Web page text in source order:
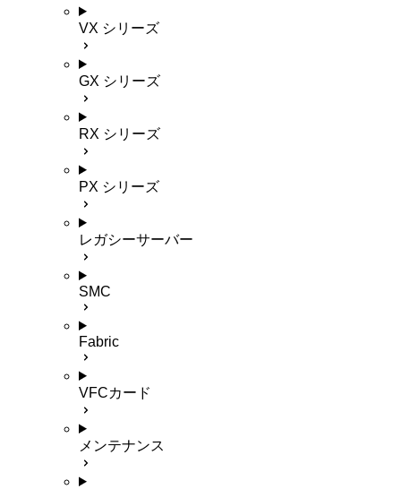
VX シリーズ
GX シリーズ
RX シリーズ
PX シリーズ
レガシーサーバー
SMC
Fabric
VFCカード
メンテナンス